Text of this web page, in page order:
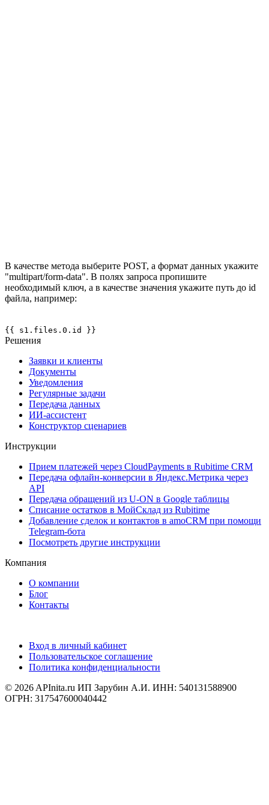
В качестве метода выберите POST, а формат данных укажите
"multipart/form-data". В полях запроса пропишите
необходимый ключ, а в качестве значения укажите путь до id
файла, например:
{{ s1.files.0.id }}
Решения
Заявки и клиенты
Документы
Уведомления
Регулярные задачи
Передача данных
ИИ-ассистент
Конструктор сценариев
Инструкции
Прием платежей через CloudPayments в Rubitime CRM
Передача офлайн-конверсии в Яндекс.Метрика через
API
Передача обращений из U-ON в Google таблицы
Списание остатков в МойСклад из Rubitime
Добавление сделок и контактов в amoCRM при помощи
Telegram-бота
Посмотреть другие инструкции
Компания
О компании
Блог
Контакты
Вход в личный кабинет
Пользовательское соглашение
Политика конфиденциальности
© 2026 APInita.ru ИП Зарубин А.И. ИНН: 540131588900
ОГРН: 317547600040442